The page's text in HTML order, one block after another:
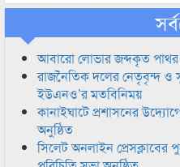
আবারো লোভার জব্দকৃত পাথর
রাজনৈতিক দলের নেতৃবৃন্দ ও
ইউএনও’র মতবিনিময়
কানাইঘাটে প্রশাসনের
অনুষ্ঠিত
সিলেট অনলাইন